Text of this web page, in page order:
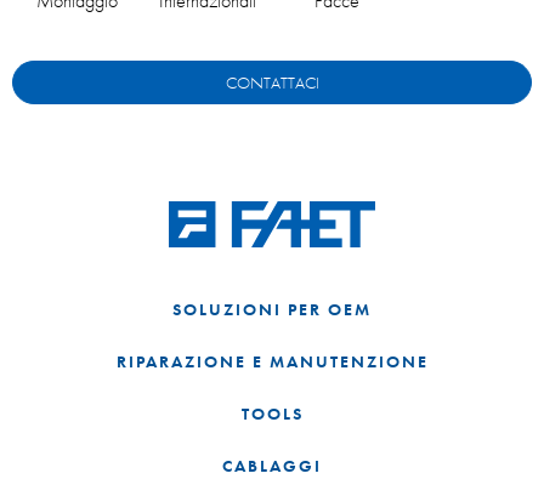
CONTATTACI
SOLUZIONI PER OEM
RIPARAZIONE E MANUTENZIONE
TOOLS
CABLAGGI